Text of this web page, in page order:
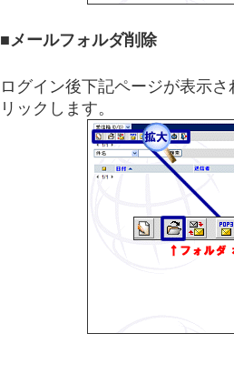
■メールフォルダ削除
ログイン後下記ページが表示
リックします。